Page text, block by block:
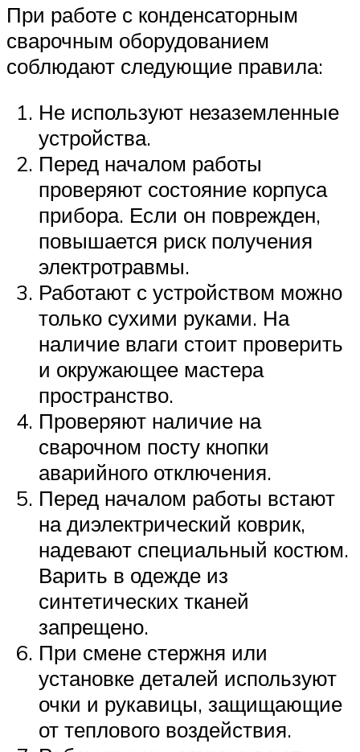
При работе с конденсаторным
сварочным оборудованием
соблюдают следующие правила:
Не используют незаземленные
устройства.
Перед началом работы
проверяют состояние корпуса
прибора. Если он поврежден,
повышается риск получения
электротравмы.
Работают с устройством можно
только сухими руками. На
наличие влаги стоит проверить
и окружающее мастера
пространство.
Проверяют наличие на
сварочном посту кнопки
аварийного отключения.
Перед началом работы встают
на диэлектрический коврик,
надевают специальный костюм.
Варить в одежде из
синтетических тканей
запрещено.
При смене стержня или
установке деталей используют
очки и рукавицы, защищающие
от теплового воздействия.